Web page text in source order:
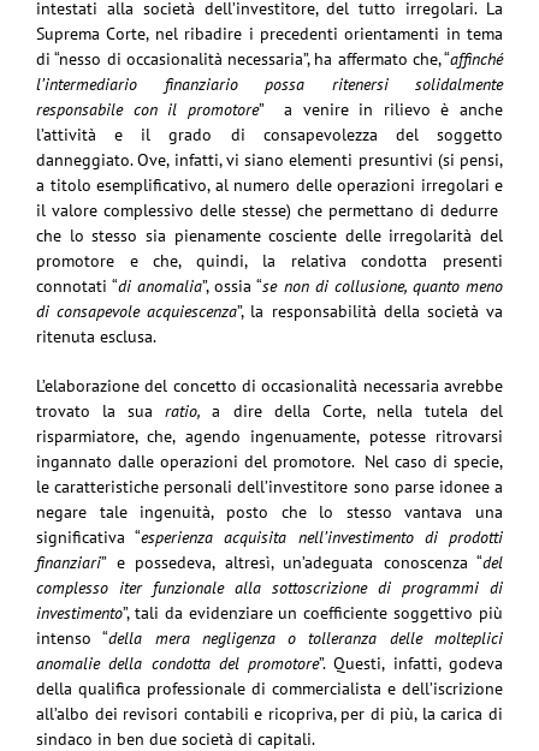
intestati alla società dell’investitore, del tutto irregolari. La
Suprema Corte, nel ribadire i precedenti orientamenti in tema
di “nesso di occasionalità necessaria”, ha affermato che, “affinché
l’intermediario finanziario possa ritenersi solidalmente
responsabile con il promotore” a venire in rilievo è anche
l’attività e il grado di consapevolezza del soggetto
danneggiato. Ove, infatti, vi siano elementi presuntivi (si pensi,
a titolo esemplificativo, al numero delle operazioni irregolari e
il valore complessivo delle stesse) che permettano di dedurre
che lo stesso sia pienamente cosciente delle irregolarità del
promotore e che, quindi, la relativa condotta presenti
connotati “di anomalia”, ossia “se non di collusione, quanto meno
di consapevole acquiescenza”, la responsabilità della società va
ritenuta esclusa.
L’elaborazione del concetto di occasionalità necessaria avrebbe
trovato la suaratio,a dire della Corte, nella tutela del
risparmiatore, che, agendo ingenuamente, potesse ritrovarsi
ingannato dalle operazioni del promotore. Nel caso di specie,
le caratteristiche personali dell’investitore sono parse idonee a
negare tale ingenuità, posto che lo stesso vantava una
significativa “esperienza acquisita nell’investimento di prodotti
finanziari” e possedeva, altresì, un’adeguata conoscenza “del
complesso iter funzionale alla sottoscrizione di programmi di
investimento”, tali da evidenziare un coefficiente soggettivo più
intenso “della mera negligenza o tolleranza delle molteplici
anomalie della condotta del promotore”. Questi, infatti, godeva
della qualifica professionale di commercialista e dell’iscrizione
all’albo dei revisori contabili e ricopriva, per di più, la carica di
sindaco in ben due società di capitali.